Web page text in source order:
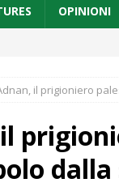
OPINIONI
il prigioniero
dalla